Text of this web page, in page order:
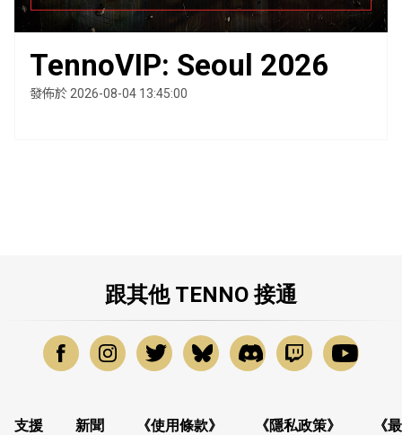
TennoVIP: Seoul 2026
發佈於 2026-08-04 13:45:00
跟其他 TENNO 接通
支援 新聞 《使用條款》 《隱私政策》
《最